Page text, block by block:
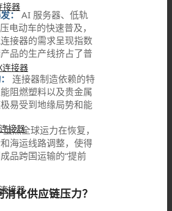
接器
连接器
接器
接器
：AI 服务器、低轨
电动车的快速普及，
接器的需求呈现指数
品的生产线挤占了普
连接器制造依赖的特
阻燃塑料以及贵金属
易受到地缘局势和能
虽然全球运力在恢复，
海运线路调整，使得
品跨国运输的“提前
化供应链压力？